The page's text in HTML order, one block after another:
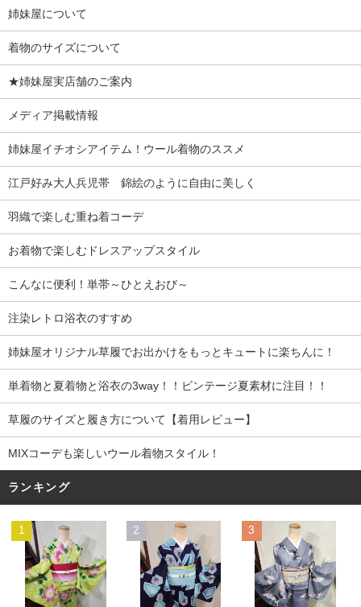
姉妹屋について
着物のサイズについて
★姉妹屋実店舗のご案内
メディア掲載情報
姉妹屋イチオシアイテム！ウール着物のススメ
江戸好み大人兵児帯 錦絵のように自由に美しく
羽織で楽しむ重ね着コーデ
お着物で楽しむドレスアップスタイル
こんなに便利！単帯～ひとえおび～
注染レトロ浴衣のすすめ
姉妹屋オリジナル草履でお出かけをもっとキュートに楽ちんに！
単着物と夏着物と浴衣の3way！！ビンテージ夏素材に注目！！
草履のサイズと履き方について【着用レビュー】
MIXコーデも楽しいウール着物スタイル！
ランキング
1 2 3